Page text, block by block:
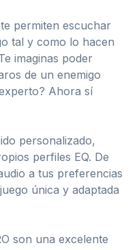
permiten escuchar
tal y como lo hacen
imaginas poder
de un enemigo
Ahora sí
personalizado,
perfiles EQ. De
a tus preferencias
única y adaptada
son una excelente